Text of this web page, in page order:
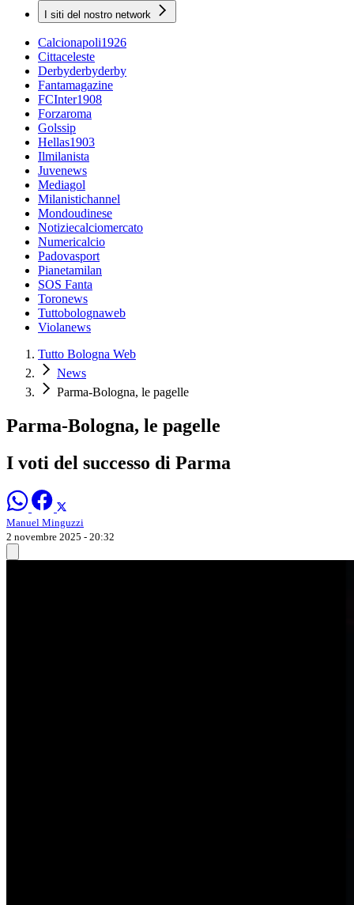
I siti del nostro network
Calcionapoli1926
Cittaceleste
Derbyderbyderby
Fantamagazine
FCInter1908
Forzaroma
Golssip
Hellas1903
Ilmilanista
Juvenews
Mediagol
Milanistichannel
Mondoudinese
Notiziecalciomercato
Numericalcio
Padovasport
Pianetamilan
SOS Fanta
Toronews
Tuttobolognaweb
Violanews
Tutto Bologna Web
News
Parma-Bologna, le pagelle
Parma-Bologna, le pagelle
I voti del successo di Parma
Manuel Minguzzi
2 novembre 2025 - 20:32